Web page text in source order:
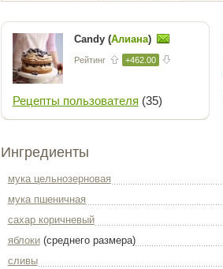
Candy (Алиана)
Рейтинг +462.00
Рецепты пользователя (35)
Ингредиенты
мука цельнозерновая
мука пшеничная
сахар коричневый
яблоки(среднего размера)
сливы